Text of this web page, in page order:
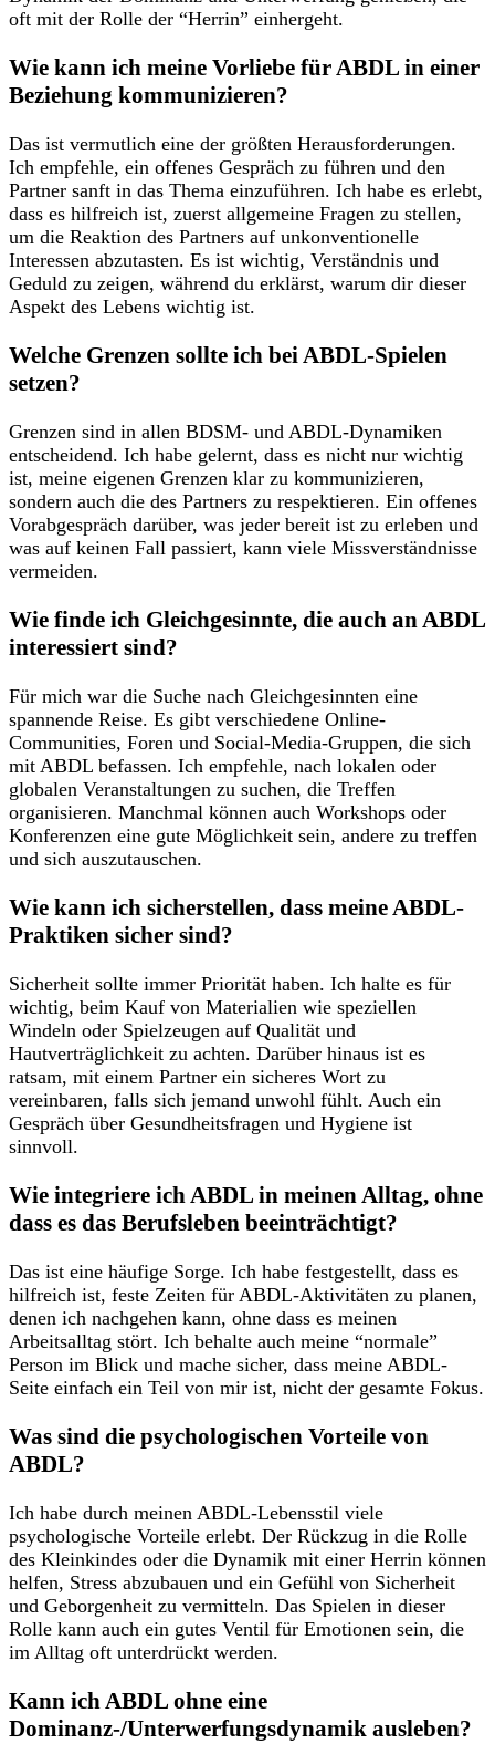
oft mit der Rolle der “Herrin” einhergeht.
Wie kann ich meine Vorliebe für ABDL in einer
Beziehung kommunizieren?
Das ist vermutlich eine der größten Herausforderungen.
Ich empfehle, ein offenes Gespräch zu führen und den
Partner sanft in das Thema einzuführen. Ich habe es erlebt,
dass es hilfreich ist, zuerst allgemeine Fragen zu stellen,
um die Reaktion des Partners auf unkonventionelle
Interessen abzutasten. Es ist wichtig, Verständnis und
Geduld zu zeigen, während du erklärst, warum dir dieser
Aspekt des Lebens wichtig ist.
Welche Grenzen sollte ich bei ABDL-Spielen
setzen?
Grenzen sind in allen BDSM- und ABDL-Dynamiken
entscheidend. Ich habe gelernt, dass es nicht nur wichtig
ist, meine eigenen Grenzen klar zu kommunizieren,
sondern auch die des Partners zu respektieren. Ein offenes
Vorabgespräch darüber, was jeder bereit ist zu erleben und
was auf keinen Fall passiert, kann viele Missverständnisse
vermeiden.
Wie finde ich Gleichgesinnte, die auch an ABDL
interessiert sind?
Für mich war die Suche nach Gleichgesinnten eine
spannende Reise. Es gibt verschiedene Online-
Communities, Foren und Social-Media-Gruppen, die sich
mit ABDL befassen. Ich empfehle, nach lokalen oder
globalen Veranstaltungen zu suchen, die Treffen
organisieren. Manchmal können auch Workshops oder
Konferenzen eine gute Möglichkeit sein, andere zu treffen
und sich auszutauschen.
Wie kann ich sicherstellen, dass meine ABDL-
Praktiken sicher sind?
Sicherheit sollte immer Priorität haben. Ich halte es für
wichtig, beim Kauf von Materialien wie speziellen
Windeln oder Spielzeugen auf Qualität und
Hautverträglichkeit zu achten. Darüber hinaus ist es
ratsam, mit einem Partner ein sicheres Wort zu
vereinbaren, falls sich jemand unwohl fühlt. Auch ein
Gespräch über Gesundheitsfragen und Hygiene ist
sinnvoll.
Wie integriere ich ABDL in meinen Alltag, ohne
dass es das Berufsleben beeinträchtigt?
Das ist eine häufige Sorge. Ich habe festgestellt, dass es
hilfreich ist, feste Zeiten für ABDL-Aktivitäten zu planen,
denen ich nachgehen kann, ohne dass es meinen
Arbeitsalltag stört. Ich behalte auch meine “normale”
Person im Blick und mache sicher, dass meine ABDL-
Seite einfach ein Teil von mir ist, nicht der gesamte Fokus.
Was sind die psychologischen Vorteile von
ABDL?
Ich habe durch meinen ABDL-Lebensstil viele
psychologische Vorteile erlebt. Der Rückzug in die Rolle
des Kleinkindes oder die Dynamik mit einer Herrin können
helfen, Stress abzubauen und ein Gefühl von Sicherheit
und Geborgenheit zu vermitteln. Das Spielen in dieser
Rolle kann auch ein gutes Ventil für Emotionen sein, die
im Alltag oft unterdrückt werden.
Kann ich ABDL ohne eine
Dominanz-/Unterwerfungsdynamik ausleben?